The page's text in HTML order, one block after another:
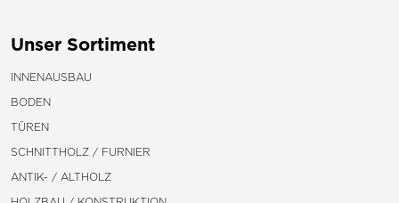
Unser Sortiment
INNENAUSBAU
BODEN
TÜREN
SCHNITTHOLZ / FURNIER
ANTIK- / ALTHOLZ